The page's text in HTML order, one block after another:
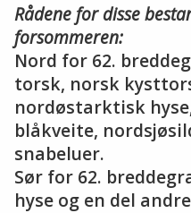
Rådene for disse
forsommeren:
Nord for 62.
torsk, norsk
nordøstarktisk
blåkveite,
snabeluer.
Sør for 62.
hyse og en del